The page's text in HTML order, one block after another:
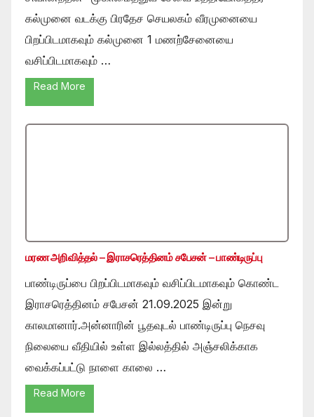
கல்முனை வடக்கு பிரதேச செயலகம் வீரமுனையை
பிறப்பிடமாகவும் கல்முனை 1 மணற்சேனையை
வசிப்பிடமாகவும் …
Read More
மரண அறிவித்தல் – இராசரெத்தினம் சபேசன் – பாண்டிருப்பு
பாண்டிருப்பை பிறப்பிடமாகவும் வசிப்பிடமாகவும் கொண்ட
இராசரெத்தினம் சபேசன் 21.09.2025 இன்று
காலமானார்.அன்னாரின் பூதவுடல் பாண்டிருப்பு நெசவு
நிலையை வீதியில் உள்ள இல்லத்தில் அஞ்சலிக்காக
வைக்கப்பட்டு நாளை காலை …
Read More